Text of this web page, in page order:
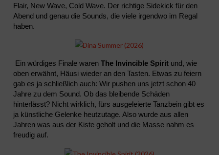
Flair, New Wave, Cold Wave. Der richtige Sidekick für den
Abend und genau die Sounds, die viele irgendwo im Regal
haben.
Ein würdiges Finale waren The Invincible Spirit und, wie
oben erwähnt, Häusi wieder an den Tasten. Etwas zu feiern
gab es ja schließlich auch: Wir pushen uns jetzt schon 40
Jahre zu dem Sound. Ob das bleibende Schäden
hinterlässt? Nicht wirklich, fürs ausgeleierte Tanzbein gibt es
ja künstliche Gelenke heutzutage. Also wurde aus allen
Jahren was aus der Kiste geholt und die Masse nahm es
freudig auf.